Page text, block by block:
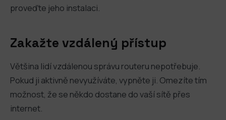
proveďte jeho instalaci.
Zakažte vzdálený přístup
Většina lidí vzdálenou správu routeru nepotřebuje.
Pokud ji aktivně nevyužíváte, vypněte ji. Omezíte tím
možnost, že se někdo dostane do vaší sítě přes
internet.